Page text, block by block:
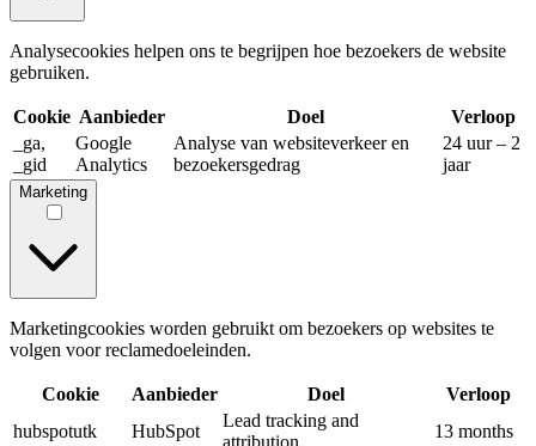
Analysecookies helpen ons te begrijpen hoe bezoekers de website
gebruiken.
Cookie Aanbieder Doel
Verloop
_ga,
_gid
Google
Analytics
Analyse van websiteverkeer en
bezoekersgedrag
24 uur – 2
jaar
Marketing
Marketingcookies worden gebruikt om bezoekers op websites te
volgen voor reclamedoeleinden.
Cookie Aanbieder Doel
Verloop
hubspotutk
HubSpot
Lead tracking and
attribution
13 months